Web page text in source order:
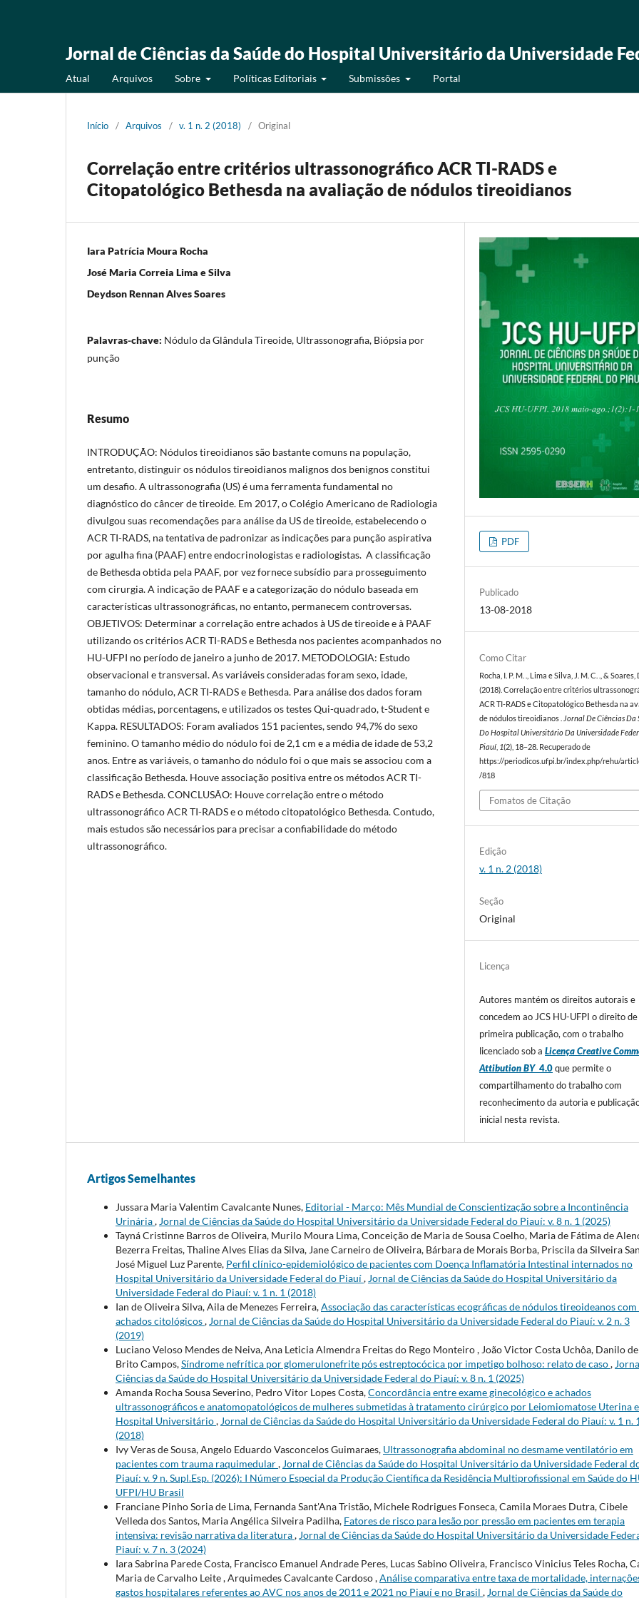
Jornal de Ciências da Saúde do Hospital Universitário da Universidade
Atual Arquivos Sobre Políticas Editoriais Submissões Portal
Início / Arquivos / v. 1 n. 2 (2018) / Original
Correlação entre critérios ultrassonográfico ACR TI-RADS e
Citopatológico Bethesda na avaliação de nódulos tireoidianos
Iara Patrícia Moura Rocha
José Maria Correia Lima e Silva
Deydson Rennan Alves Soares
Palavras-chave: Nódulo da Glândula Tireoide, Ultrassonografia, Biópsia por
punção
Resumo
INTRODUÇÃO: Nódulos tireoidianos são bastante comuns na população,
entretanto, distinguir os nódulos tireoidianos malignos dos benignos constitui
um desafio. A ultrassonografia (US) é uma ferramenta fundamental no
diagnóstico do câncer de tireoide. Em 2017, o Colégio Americano de Radiologia
divulgou suas recomendações para análise da US de tireoide, estabelecendo o
ACR TI-RADS, na tentativa de padronizar as indicações para punção aspirativa
por agulha fina (PAAF) entre endocrinologistas e radiologistas. A classificação
de Bethesda obtida pela PAAF, por vez fornece subsídio para prosseguimento
com cirurgia. A indicação de PAAF e a categorização do nódulo baseada em
características ultrassonográficas, no entanto, permanecem controversas.
OBJETIVOS: Determinar a correlação entre achados à US de tireoide e à PAAF
utilizando os critérios ACR TI-RADS e Bethesda nos pacientes acompanhados no
HU-UFPI no período de janeiro a junho de 2017. METODOLOGIA: Estudo
observacional e transversal. As variáveis consideradas foram sexo, idade,
tamanho do nódulo, ACR TI-RADS e Bethesda. Para análise dos dados foram
obtidas médias, porcentagens, e utilizados os testes Qui-quadrado, t-Student e
Kappa. RESULTADOS: Foram avaliados 151 pacientes, sendo 94,7% do sexo
feminino. O tamanho médio do nódulo foi de 2,1 cm e a média de idade de 53,2
anos. Entre as variáveis, o tamanho do nódulo foi o que mais se associou com a
classificação Bethesda. Houve associação positiva entre os métodos ACR TI-
RADS e Bethesda. CONCLUSÃO: Houve correlação entre o método
ultrassonográfico ACR TI-RADS e o método citopatológico Bethesda. Contudo,
mais estudos são necessários para precisar a confiabilidade do método
ultrassonográfico.
PDF
Publicado
13-08-2018
Como Citar
Rocha, I. P. M. ., Lima e Silva, J. M. C. ., & Soares,
(2018). Correlação entre critérios
ACR TI-RADS e Citopatológico Bethesda na
de nódulos tireoidianos .
Jornal De Ciências Da
Do Hospital Universitário Da Universidade
Piauí 1(2), 18–28. Recuperado de
https://periodicos.ufpi.br/index.php/rehu/
/818
Fomatos de Citação
Edição
v. 1 n. 2 (2018)
Seção
Original
Licença
Autores mantém os direitos autorais e
concedem ao JCS HU-UFPI o direito de
primeira publicação, com o trabalho
licenciado sob aLicença Creative
Attibution BY4.0que permite o
compartilhamento do trabalho com
reconhecimento da autoria e
inicial nesta revista.
Artigos Semelhantes
Jussara Maria Valentim Cavalcante Nunes, Editorial - Março: Mês Mundial de Conscientização sobre a Incontinência
Urinária, Jornal de Ciências da Saúde do Hospital Universitário da Universidade Federal do Piauí: v. 8 n. 1 (2025)
Tayná Cristinne Barros de Oliveira, Murilo Moura Lima, Conceição de Maria de Sousa Coelho, Maria de Fátima de
Bezerra Freitas, Thaline Alves Elias da Silva, Jane Carneiro de Oliveira, Bárbara de Morais Borba, Priscila da Silveira
José Miguel Luz Parente, Perfil clínico-epidemiológico de pacientes com Doença Inflamatória Intestinal internados no
Hospital Universitário da Universidade Federal do Piauí, Jornal de Ciências da Saúde do Hospital Universitário da
Universidade Federal do Piauí: v. 1 n. 1 (2018)
Ian de Oliveira Silva, Aila de Menezes Ferreira,Associação das características ecográficas de nódulos tireoideanos com
achados citológicos, Jornal de Ciências da Saúde do Hospital Universitário da Universidade Federal do Piauí: v. 2 n. 3
(2019)
Luciano Veloso Mendes de Neiva, Ana Leticia Almendra Freitas do Rego Monteiro , João Victor Costa Uchôa, Danilo de
Brito Campos,Síndrome nefrítica por glomerulonefrite pós estreptocócica por impetigo bolhoso: relato de caso,
Ciências da Saúde do Hospital Universitário da Universidade Federal do Piauí: v. 8 n. 1 (2025)
Amanda Rocha Sousa Severino, Pedro Vitor Lopes Costa,Concordância entre exame ginecológico e achados
ultrassonográficos e anatomopatológicos de mulheres submetidas à tratamento cirúrgico por Leiomiomatose Uterina
Hospital Universitário, Jornal de Ciências da Saúde do Hospital Universitário da Universidade Federal do Piauí: v. 1 n. 1
(2018)
Ivy Veras de Sousa, Angelo Eduardo Vasconcelos Guimaraes, Ultrassonografia abdominal no desmame ventilatório em
pacientes com trauma raquimedular, Jornal de Ciências da Saúde do Hospital Universitário da Universidade Federal
Piauí: v. 9 n. Supl.Esp. (2026): I Número Especial da Produção Científica da Residência Multiprofissional em Saúde do
UFPI/HU Brasil
Franciane Pinho Soria de Lima, Fernanda Sant'Ana Tristão, Michele Rodrigues Fonseca, Camila Moraes Dutra, Cibele
Velleda dos Santos, Maria Angélica Silveira Padilha, Fatores de risco para lesão por pressão em pacientes em terapia
intensiva: revisão narrativa da literatura, Jornal de Ciências da Saúde do Hospital Universitário da Universidade
Piauí: v. 7 n. 3 (2024)
Iara Sabrina Parede Costa, Francisco Emanuel Andrade Peres, Lucas Sabino Oliveira, Francisco Vinicius Teles Rocha,
Maria de Carvalho Leite , Arquimedes Cavalcante Cardoso ,Análise comparativa entre taxa de mortalidade,
gastos hospitalares referentes ao AVC nos anos de 2011 e 2021 no Piauí e no Brasil , Jornal de Ciências da Saúde do